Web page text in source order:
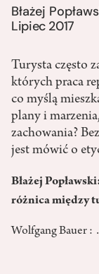
Błażej
Lipiec 2017
Turysta często
których praca
co myślą
plany i
zachowania?
jest mówić o
Błażej
różnica między
Wolfgang Bauer :